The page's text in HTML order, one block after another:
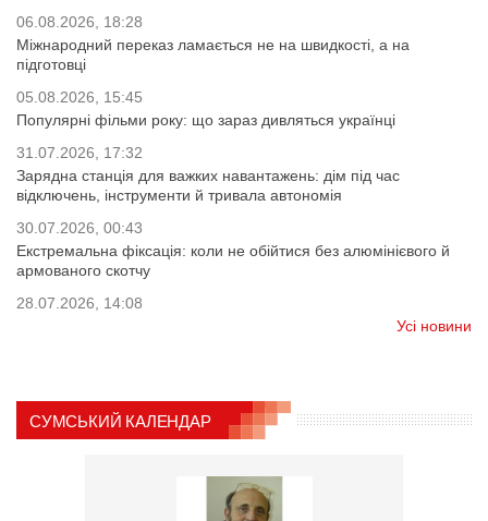
06.08.2026, 18:28
Міжнародний переказ ламається не на швидкості, а на
підготовці
05.08.2026, 15:45
Популярні фільми року: що зараз дивляться українці
31.07.2026, 17:32
Зарядна станція для важких навантажень: дім під час
відключень, інструменти й тривала автономія
30.07.2026, 00:43
Екстремальна фіксація: коли не обійтися без алюмінієвого й
армованого скотчу
28.07.2026, 14:08
Усі новини
СУМСЬКИЙ КАЛЕНДАР